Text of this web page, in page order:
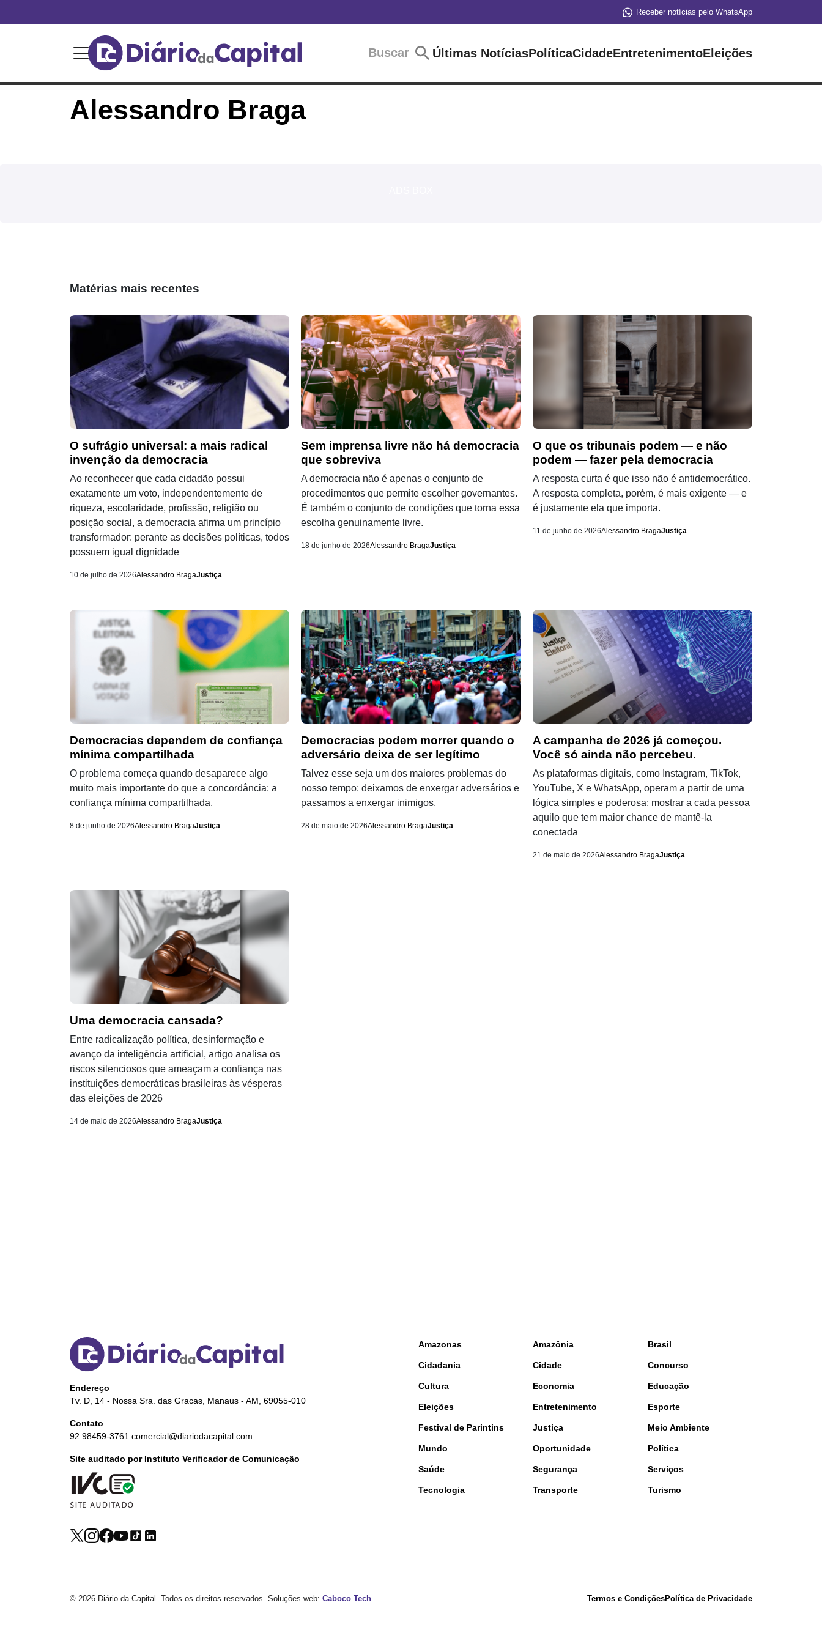
Receber notícias pelo WhatsApp
Buscar Últimas NotíciasPolíticaCidadeEntretenimentoEleições
Alessandro Braga
Matérias mais recentes
O sufrágio universal: a mais radical
invenção da democracia
Ao reconhecer que cada cidadão possui
exatamente um voto, independentemente de
riqueza, escolaridade, profissão, religião ou
posição social, a democracia afirma um princípio
transformador: perante as decisões políticas, todos
possuem igual dignidade
10 de julho de 2026Alessandro BragaJustiça
Sem imprensa livre não há democracia
que sobreviva
A democracia não é apenas o conjunto de
procedimentos que permite escolher governantes.
É também o conjunto de condições que torna essa
escolha genuinamente livre.
18 de junho de 2026Alessandro BragaJustiça
O que os tribunais podem — e não
podem — fazer pela democracia
A resposta curta é que isso não é antidemocrático.
A resposta completa, porém, é mais exigente — e
é justamente ela que importa.
11 de junho de 2026Alessandro BragaJustiça
Democracias dependem de confiança
mínima compartilhada
O problema começa quando desaparece algo
muito mais importante do que a concordância: a
confiança mínima compartilhada.
8 de junho de 2026Alessandro BragaJustiça
Democracias podem morrer quando o
adversário deixa de ser legítimo
Talvez esse seja um dos maiores problemas do
nosso tempo: deixamos de enxergar adversários e
passamos a enxergar inimigos.
28 de maio de 2026Alessandro BragaJustiça
A campanha de 2026 já começou.
Você só ainda não percebeu.
As plataformas digitais, como Instagram, TikTok,
YouTube, X e WhatsApp, operam a partir de uma
lógica simples e poderosa: mostrar a cada pessoa
aquilo que tem maior chance de mantê-la
conectada
21 de maio de 2026Alessandro BragaJustiça
Uma democracia cansada?
Entre radicalização política, desinformação e
avanço da inteligência artificial, artigo analisa os
riscos silenciosos que ameaçam a confiança nas
instituições democráticas brasileiras às vésperas
das eleições de 2026
14 de maio de 2026Alessandro BragaJustiça
Endereço
Tv. D, 14 - Nossa Sra. das Gracas, Manaus - AM, 69055-010
Contato
92 98459-3761 comercial@diariodacapital.com
Site auditado por Instituto Verificador de Comunicação
Amazonas Amazônia Brasil
Cidadania Cidade Concurso
Cultura Economia Educação
Eleições Entretenimento Esporte
Festival de Parintins Justiça Meio Ambiente
Mundo Oportunidade Política
Saúde Segurança Serviços
Tecnologia Transporte Turismo
© 2026 Diário da Capital. Todos os direitos reservados. Soluções web: Caboco Tech Termos e CondiçõesPolítica de Privacidade